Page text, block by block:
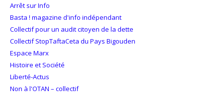
Arrêt sur Info
Basta ! magazine d'info indépendant
Collectif pour un audit citoyen de la dette
Collectif StopTaftaCeta du Pays Bigouden
Espace Marx
Histoire et Société
Liberté-Actus
Non à l'OTAN – collectif